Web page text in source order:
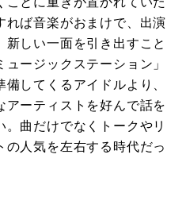
れば音楽がおまけで、出演
しい一面を引き出すこと
ージックステーション」
してくるアイドルより、
アーティストを好んで話を
曲だけでなくトークやリ
の人気を左右する時代だっ